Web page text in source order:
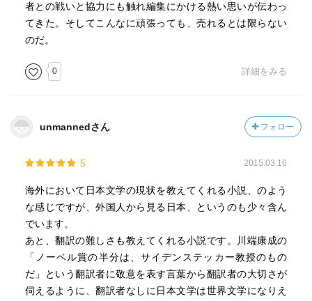
者との戦いと協力にも触れ編集にかける熱い思いが伝わっ
てきた。そしてこんなに頑張っても、売れるとは限らない
のだ。
0 詳細をみる
unmannedさん フォロー
5 2015.03.16
海外において日本文学の現状を教えてくれる小説、のよう
な感じですが、外国人から見る日本、というのも少々含ん
でいます。
あと、翻訳の難しさも教えてくれる小説です。川端康成の
「ノーベル賞の半分は、サイデンステッカー教授のもの
だ」という翻訳者に敬意を表す言葉から翻訳者の大切さが
伺えるように、翻訳者なしに日本文学は世界文学になりえ